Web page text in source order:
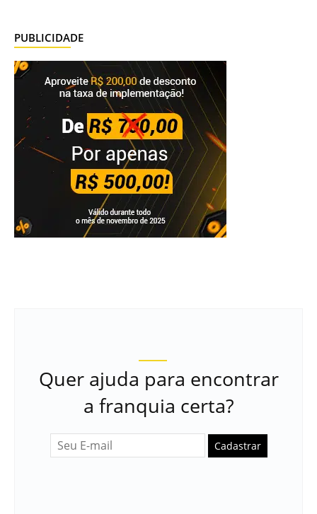
PUBLICIDADE
Quer ajuda para encontrar
a franquia certa?
Cadastrar